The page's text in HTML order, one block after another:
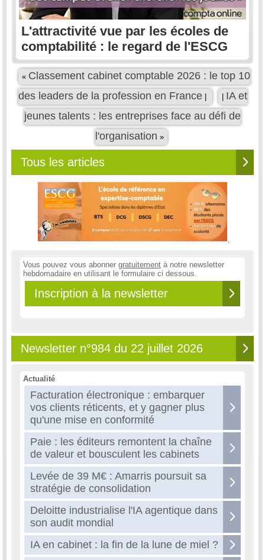
L'attractivité vue par les écoles de
comptabilité : le regard de l'ESCG
« Classement cabinet comptable 2026 : le top 10
des leaders de la profession en France|
IA et
jeunes talents : les entreprises face au défi de
l'organisation »
Tous les articles
Vous pouvez vous abonner gratuitement à notre newsletter
hebdomadaire en utilisant le formulaire ci dessous.
Inscription à la newsletter
Newsletter n°984 du 22 juillet 2026
Actualité
Facturation électronique : embarquer
vos clients réticents, et y gagner plus
qu'une mise en conformité
Paie : les éditeurs remontent la chaîne
de valeur et bousculent les cabinets
Levée de 39 M€ : Amarris poursuit sa
stratégie de consolidation
Deloitte industrialise l'IA agentique dans
son audit mondial
IA en cabinet : la fin de la lune de miel ?